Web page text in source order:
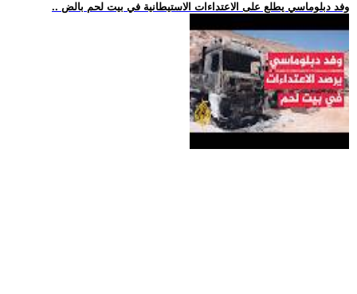
.. وفد دبلوماسي يطلع على الاعتداءات الاستيطانية في بيت لحم بالض